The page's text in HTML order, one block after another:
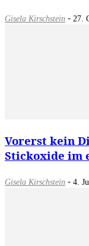
Gisela Kirschstein - 27.
Vorerst kein
Stickoxide im
Gisela Kirschstein - 4.